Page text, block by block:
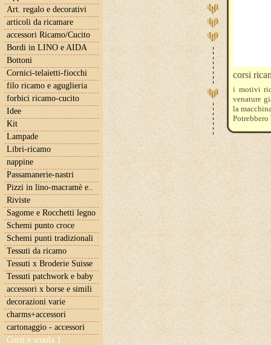
Art. regalo e decorativi
articoli da ricamare
accessori Ricamo/Cucito
Bordi in LINO e AIDA
Bottoni
Cornici-telaietti-fiocchi
filo ricamo e aguglieria
forbici ricamo-cucito
Idee
Kit
Lampade
Libri-ricamo
nappine
Passamanerie-nastri
Pizzi in lino-macramè e..
Riviste
Sagome e Rocchetti legno
Schemi punto croce
Schemi punti tradizionali
Tessuti da ricamo
Tessuti x Broderie Suisse
Tessuti patchwork e baby
accessori x borse e simili
decorazioni varie
charms+accessori
cartonaggio - accessori
Corsi e scuola 1
corsi
i motivi
venature
la
I corsi
di un
Il costo è